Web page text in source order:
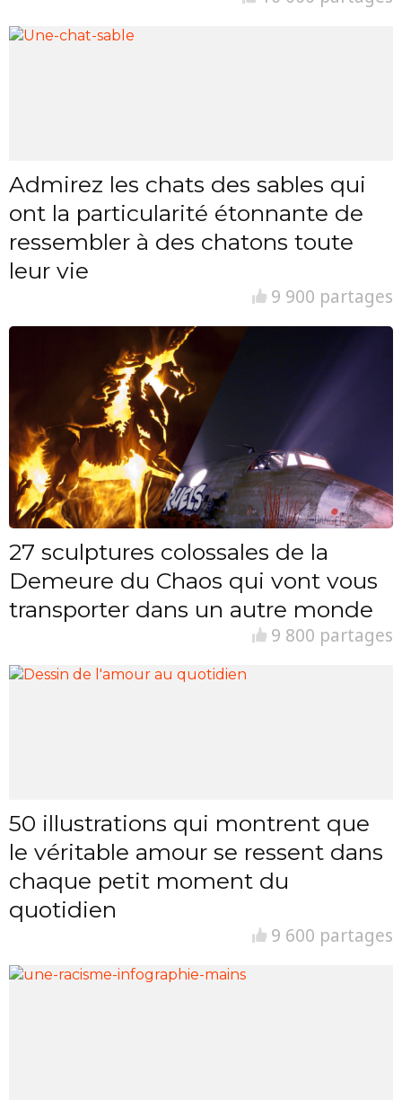
Admirez les chats des sables qui
ont la particularité étonnante de
ressembler à des chatons toute
leur vie
9 900 partages
27 sculptures colossales de la
Demeure du Chaos qui vont vous
transporter dans un autre monde
9 800 partages
50 illustrations qui montrent que
le véritable amour se ressent dans
chaque petit moment du
quotidien
9 600 partages